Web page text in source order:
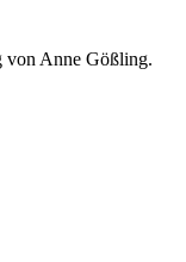
von Anne Gößling.